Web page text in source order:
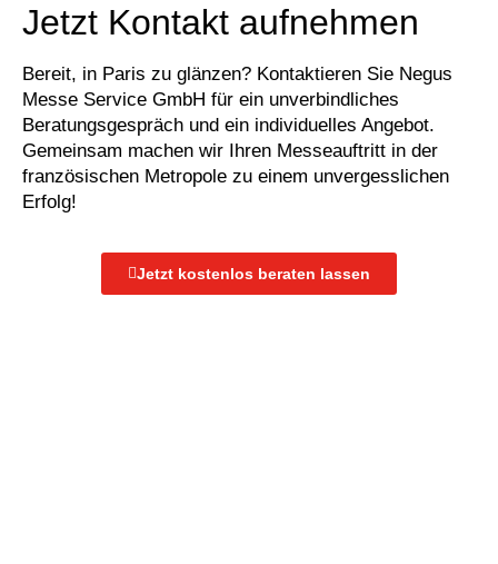
Jetzt Kontakt aufnehmen
Bereit, in Paris zu glänzen? Kontaktieren Sie Negus
Messe Service GmbH für ein unverbindliches
Beratungsgespräch und ein individuelles Angebot.
Gemeinsam machen wir Ihren Messeauftritt in der
französischen Metropole zu einem unvergesslichen
Erfolg!
Jetzt kostenlos beraten lassen